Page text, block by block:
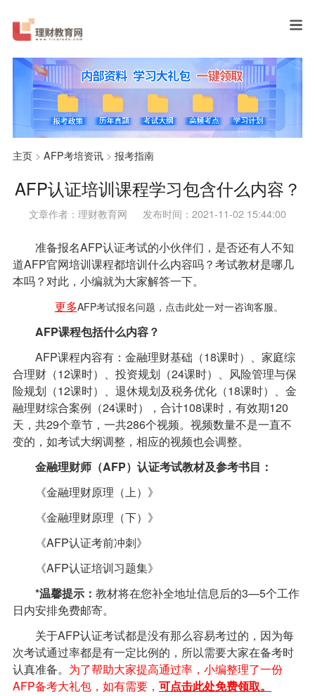
主页> AFP考培资讯> 报考指南
AFP认证培训课程学习包含什么内容？
文章作者：理财教育网 发布时间：2021-11-02 15:44:00
准备报名AFP认证考试的小伙伴们，是否还有人不知
道AFP官网培训课程都培训什么内容吗？考试教材是哪几
本吗？对此，小编就为大家解答一下。
更多AFP考试报名问题，点击此处一对一咨询客服。
AFP课程包括什么内容？
AFP课程内容有：金融理财基础（18课时）、家庭综
合理财（12课时）、投资规划（24课时）、风险管理与保
险规划（12课时）、退休规划及税务优化（18课时）、金
融理财综合案例（24课时），合计108课时，有效期120
天，共29个章节，一共286个视频。视频数量不是一直不
变的，如考试大纲调整，相应的视频也会调整。
金融理财师（AFP）认证考试教材及参考书目：
《金融理财原理（上）》
《金融理财原理（下）》
《AFP认证考前冲刺》
《AFP认证培训习题集》
*温馨提示： 教材将在您补全地址信息后的3—5个工作
日内安排免费邮寄。
关于AFP认证考试都是没有那么容易考过的，因为每
次考试通过率都是有一定比例的，所以需要大家在备考时
认真准备。 为了帮助大家提高通过率，小编整理了一份
AFP备考大礼包，如有需要， 可点击此处免费领取。